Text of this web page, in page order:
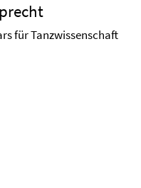
für Tanzwissenschaft